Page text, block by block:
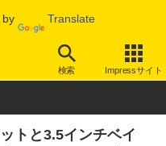
by Translate
検索 Impressサイト
トと3.5インチベイ